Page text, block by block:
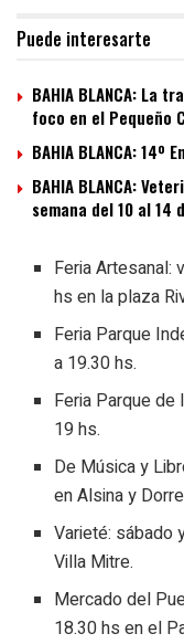
Puede interesarte
BAHIA BLANCA: La
foco en el Pequeño
BAHIA BLANCA:
BAHIA BLANCA:
semana del 10 al 14
Feria Artesanal:
hs en la plaza
Feria Parque
a 19.30 hs.
Feria Parque de
19 hs.
De Música y
en Alsina y
Varieté: sábado
Villa Mitre.
Mercado del
18.30 hs en el